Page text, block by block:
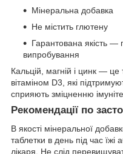
Мінеральна добавка
Не містить глютену
Гарантована якість —
випробування
Кальцій, магній і цинк —
вітаміном D3, які
сприяють зміцненню
Рекомендації по
В якості мінеральної
таблетки в день під час їжі
лікаря. Не слід